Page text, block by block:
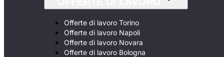
Offerte di lavoro Torino
Offerte di lavoro Napoli
Offerte di lavoro Novara
Offerte di lavoro Bologna